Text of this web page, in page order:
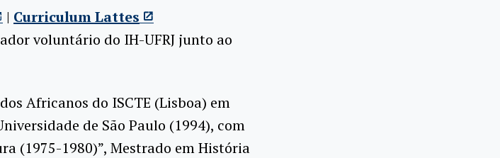
| Curriculum Lattes
voluntário do IH-UFRJ junto ao
Africanos do ISCTE (Lisboa) em
de São Paulo (1994), com
(1975-1980)”, Mestrado em História